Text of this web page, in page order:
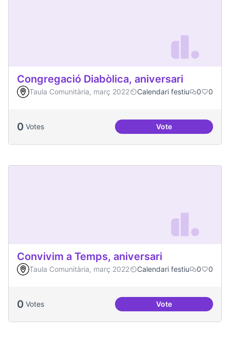
Congregació Diabòlica, aniversari
Taula Comunitària, març 2022 Calendari festiu 0 0
0 Votes VoteCongregació
Convivim a Temps, aniversari
Taula Comunitària, març 2022 Calendari festiu 0 0
0 Votes VoteConvivim a